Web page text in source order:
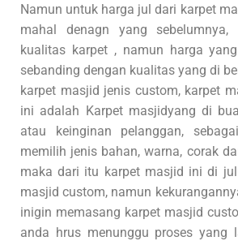
Namun untuk harga jul dari karpet
mahal denagn yang sebelumnya,
kualitas karpet , namun harga
sebanding dengan kualitas yang di
karpet masjid jenis custom, karpet
ini adalah Karpet masjidyang di
atau keinginan pelanggan,
memilih jenis bahan, warna, corak
maka dari itu karpet masjid ini di
masjid custom, namun
inigin memasang karpet masjid
anda hrus menunggu proses yang